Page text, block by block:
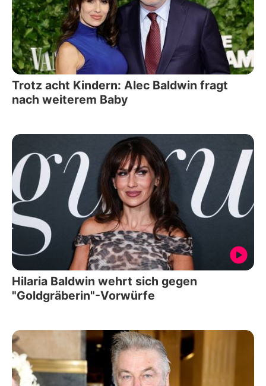
Trotz acht Kindern: Alec Baldwin fragt
nach weiterem Baby
Hilaria Baldwin wehrt sich gegen
"Goldgräberin"-Vorwürfe